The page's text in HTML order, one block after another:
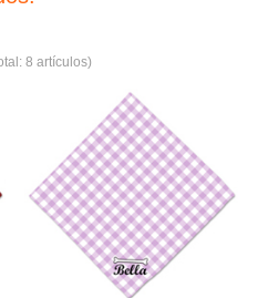
8 artículos)